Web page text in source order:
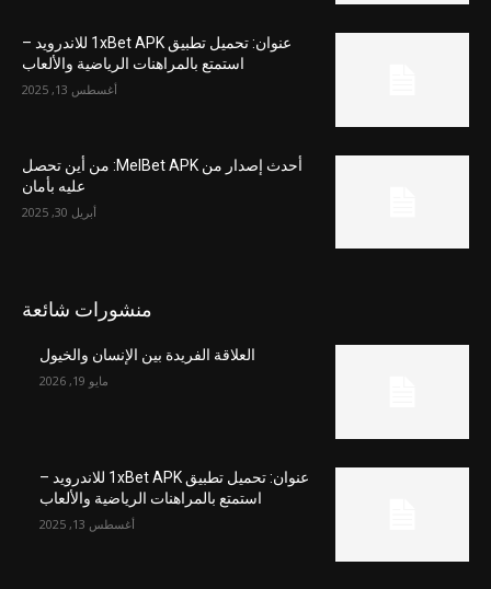
عنوان: تحميل تطبيق 1xBet APK للاندرويد –
استمتع بالمراهنات الرياضية والألعاب
أغسطس 13, 2025
أحدث إصدار من MelBet APK: من أين تحصل
عليه بأمان
أبريل 30, 2025
منشورات شائعة
العلاقة الفريدة بين الإنسان والخيول
مايو 19, 2026
عنوان: تحميل تطبيق 1xBet APK للاندرويد –
استمتع بالمراهنات الرياضية والألعاب
أغسطس 13, 2025